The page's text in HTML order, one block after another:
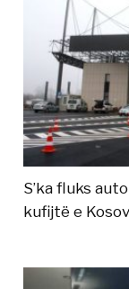
S’ka fluks
kufijtë e